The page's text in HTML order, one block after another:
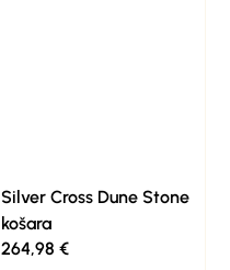
Silver Cross Dune Stone
košara
264,98 €